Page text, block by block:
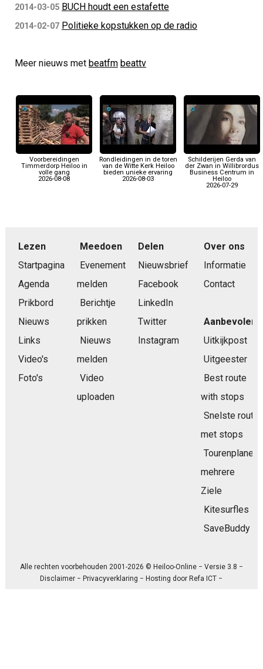
2014-03-05 BUCH houdt een estafette
2014-02-07 Politieke kopstukken op de radio
Meer nieuws met beatfm beattv
Voorbereidingen
Timmerdorp Heiloo in
volle gang
2026-08-08
Rondleidingen in de toren
van de Witte Kerk Heiloo
bieden unieke ervaring
2026-08-03
Schilderijen Gerda van
der Zwan in Willibrordus
Business Centrum in
Heiloo
2026-07-29
Lezen
Startpagina
Agenda
Prikbord
Nieuws
Links
Video's
Foto's
Meedoen
Evenement
melden
Berichtje
prikken
Nieuws
melden
Video
uploaden
Delen
Nieuwsbrief
Facebook
LinkedIn
Twitter
Instagram
Over ons
Informatie
Contact
Aanbevolen
Uitkijkpost
Uitgeester
Best route
with stops
Snelste route
met stops
Tourenplaner
mehrere
Ziele
Kitesurfles
SaveBuddy
Alle rechten voorbehouden 2001-2026 © Heiloo-Online − Versie 3.8 −
Disclaimer −Privacyverklaring − Hosting doorRefa ICT −